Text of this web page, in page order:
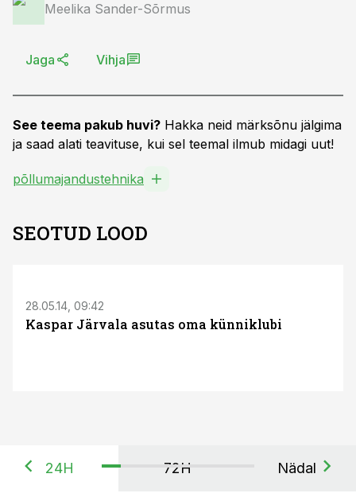
Meelika Sander-Sõrmus
Jaga Vihja
See teema pakub huvi? Hakka neid märksõnu jälgima
ja saad alati teavituse, kui sel teemal ilmub midagi uut!
põllumajandustehnika
SEOTUD LOOD
28.05.14, 09:42
Kaspar Järvala asutas oma künniklubi
24H 72H Nädal